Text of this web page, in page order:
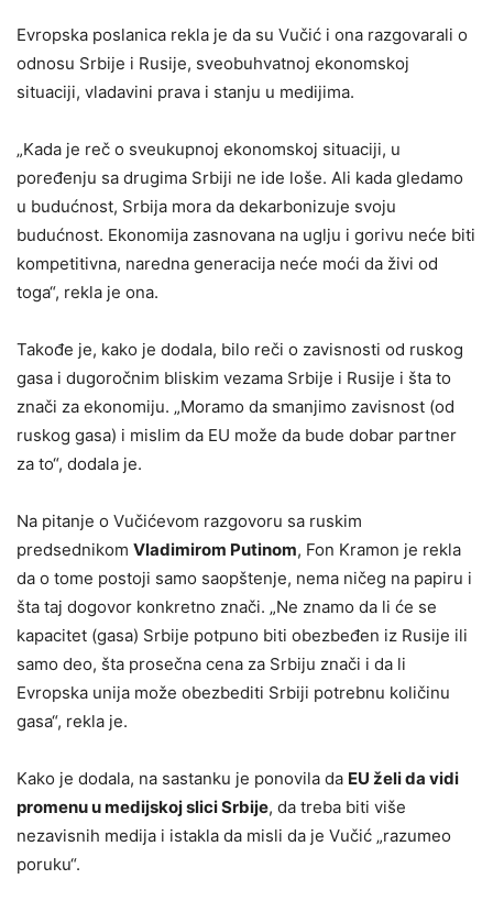
Evropska poslanica rekla je da su Vučić i ona razgovarali o
odnosu Srbije i Rusije, sveobuhvatnoj ekonomskoj
situaciji, vladavini prava i stanju u medijima.
„Kada je reč o sveukupnoj ekonomskoj situaciji, u
poređenju sa drugima Srbiji ne ide loše. Ali kada gledamo
u budućnost, Srbija mora da dekarbonizuje svoju
budućnost. Ekonomija zasnovana na uglju i gorivu neće biti
kompetitivna, naredna generacija neće moći da živi od
toga“, rekla je ona.
Takođe je, kako je dodala, bilo reči o zavisnosti od ruskog
gasa i dugoročnim bliskim vezama Srbije i Rusije i šta to
znači za ekonomiju. „Moramo da smanjimo zavisnost (od
ruskog gasa) i mislim da EU može da bude dobar partner
za to“, dodala je.
Na pitanje o Vučićevom razgovoru sa ruskim
predsednikom Vladimirom Putinom, Fon Kramon je rekla
da o tome postoji samo saopštenje, nema ničeg na papiru i
šta taj dogovor konkretno znači. „Ne znamo da li će se
kapacitet (gasa) Srbije potpuno biti obezbeđen iz Rusije ili
samo deo, šta prosečna cena za Srbiju znači i da li
Evropska unija može obezbediti Srbiji potrebnu količinu
gasa“, rekla je.
Kako je dodala, na sastanku je ponovila da EU želi da vidi
promenu u medijskoj slici Srbije, da treba biti više
nezavisnih medija i istakla da misli da je Vučić „razumeo
poruku“.